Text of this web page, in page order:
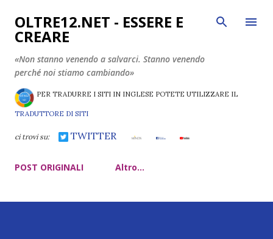
Passa ai contenuti principali
OLTRE12.NET - ESSERE E
CREARE
«Non stanno venendo a salvarci. Stanno venendo
perché noi stiamo cambiando»
PER TRADURRE I SITI IN INGLESE POTETE UTILIZZARE IL
TRADUTTORE DI SITI
ci trovi su: TWITTER
POST ORIGINALI Altro…